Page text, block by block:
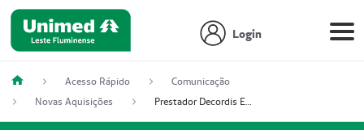
Login
Acesso Rápido
Comunicação
Novas Aquisições
Prestador Decordis Exames Cardiológicos LTDA (51004346-0)